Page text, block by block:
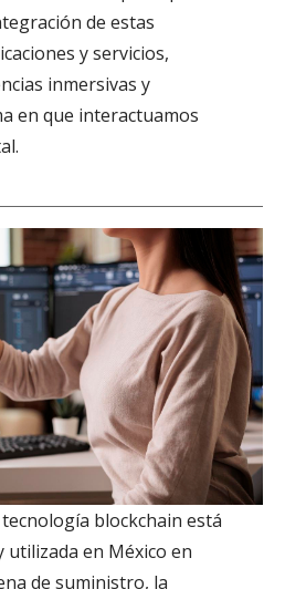
de estas
y servicios,
inmersivas y
en que interactuamos
blockchain está
utilizada en México en
de suministro, la